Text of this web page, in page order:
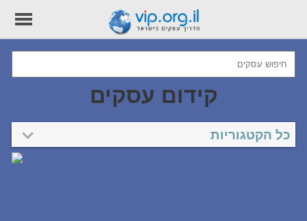
קידום עסקים
כל הקטגוריות